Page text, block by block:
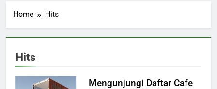
Home Hits
Hits
Mengunjungi Daftar Cafe